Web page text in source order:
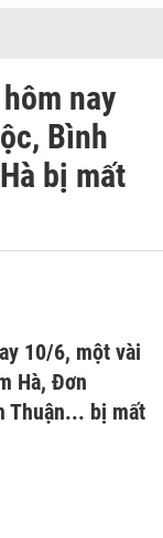
nay
Bình
bị mất
10/6, một vài
Hà, Đơn
Thuận... bị mất